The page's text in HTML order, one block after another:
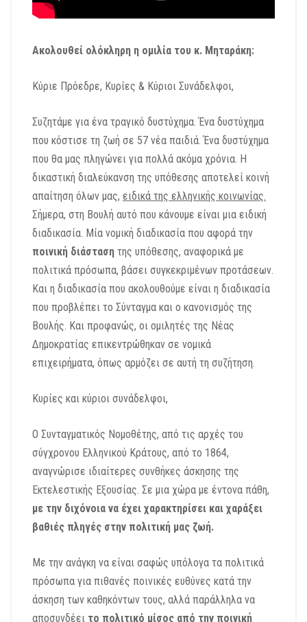
Ακολουθεί ολόκληρη η ομιλία του κ. Μηταράκη:
Κύριε Πρόεδρε, Κυρίες & Κύριοι Συνάδελφοι,
Συζητάμε για ένα τραγικό δυστύχημα. Ένα δυστύχημα
που κόστισε τη ζωή σε 57 νέα παιδιά. Ένα δυστύχημα
που θα μας πληγώνει για πολλά ακόμα χρόνια. Η
δικαστική διαλεύκανση της υπόθεσης αποτελεί κοινή
απαίτηση όλων μας, ειδικά της ελληνικής κοινωνίας.
Σήμερα, στη Βουλή αυτό που κάνουμε είναι μια ειδική
διαδικασία. Μία νομική διαδικασία που αφορά την
ποινική διάσταση της υπόθεσης, αναφορικά με
πολιτικά πρόσωπα, βάσει συγκεκριμένων προτάσεων.
Και η διαδικασία που ακολουθούμε είναι η διαδικασία
που προβλέπει το Σύνταγμα και ο κανονισμός της
Βουλής. Και προφανώς, οι ομιλητές της Νέας
Δημοκρατίας επικεντρώθηκαν σε νομικά
επιχειρήματα, όπως αρμόζει σε αυτή τη συζήτηση.
Κυρίες και κύριοι συνάδελφοι,
Ο Συνταγματικός Νομοθέτης, από τις αρχές του
σύγχρονου Ελληνικού Κράτους, από το 1864,
αναγνώρισε ιδιαίτερες συνθήκες άσκησης της
Εκτελεστικής Εξουσίας. Σε μια χώρα με έντονα πάθη,
με την διχόνοια να έχει χαρακτηρίσει και χαράξει
βαθιές πληγές στην πολιτική μας ζωή.
Με την ανάγκη να είναι σαφώς υπόλογα τα πολιτικά
πρόσωπα για πιθανές ποινικές ευθύνες κατά την
άσκηση των καθηκόντων τους, αλλά παράλληλα να
αποσυνδέει το πολιτικό μίσος από την ποινική